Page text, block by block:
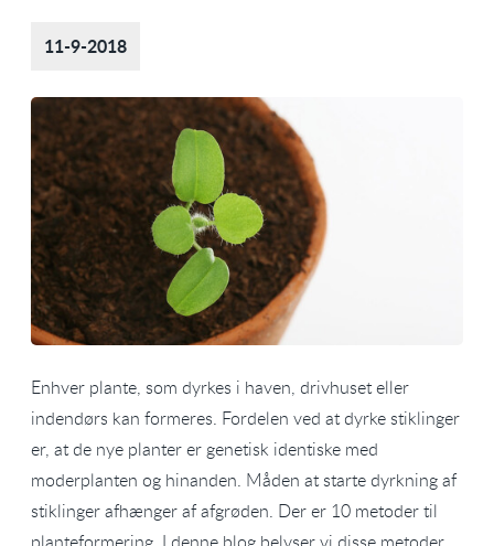
11-9-2018
Enhver plante, som dyrkes i haven, drivhuset eller
indendørs kan formeres. Fordelen ved at dyrke stiklinger
er, at de nye planter er genetisk identiske med
moderplanten og hinanden. Måden at starte dyrkning af
stiklinger afhænger af afgrøden. Der er 10 metoder til